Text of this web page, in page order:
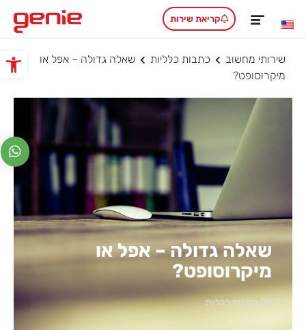
פתח
קריאת שירות
שירותי מחשוב כתבות כלליות
שאלה גדולה – אפל או
מיקרוסופט?
שאלה גדולה – אפל או
מיקרוסופט?
כתבות כלליות